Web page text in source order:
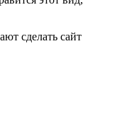
сделать сайт